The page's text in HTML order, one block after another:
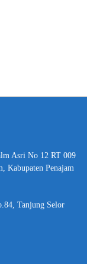
Asri No 12 RT 009
Kabupaten Penajam
Tanjung Selor